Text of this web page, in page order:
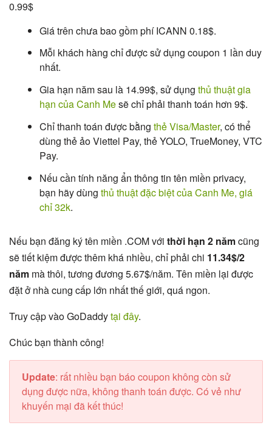
0.99$
Giá trên chưa bao gồm phí ICANN 0.18$.
Mỗi khách hàng chỉ được sử dụng coupon 1 lần duy
nhất.
Gia hạn năm sau là 14.99$, sử dụng thủ thuật gia
hạn của Canh Mesẽ chỉ phải thanh toán hơn 9$.
Chỉ thanh toán được bằng thẻ Visa/Master, có thể
dùng thẻ ảo Viettel Pay, thẻ YOLO, TrueMoney, VTC
Pay.
Nếu cần tính năng ẩn thông tin tên miền privacy,
bạn hãy dùng thủ thuật đặc biệt của Canh Me, giá
chỉ 32k.
Nếu bạn đăng ký tên miền .COM với thời hạn 2 nămcũng
sẽ tiết kiệm được thêm khá nhiều, chỉ phải chi 11.34$/2
nămmà thôi, tương đương 5.67$/năm. Tên miền lại được
đặt ở nhà cung cấp lớn nhất thế giới, quá ngon.
Truy cập vào GoDaddytại đây.
Chúc bạn thành công!
Update: rất nhiều bạn báo coupon không còn sử
dụng được nữa, không thanh toán được. Có vẻ như
khuyến mại đã kết thúc!